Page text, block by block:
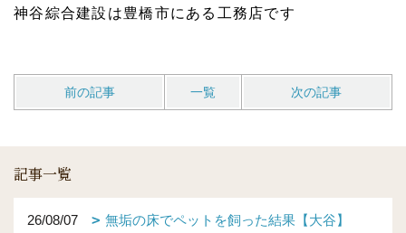
神谷綜合建設は豊橋市にある工務店です
前の記事 一覧 次の記事
記事一覧
26/08/07 無垢の床でペットを飼った結果【大谷】